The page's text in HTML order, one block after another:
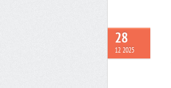
28
12 2025